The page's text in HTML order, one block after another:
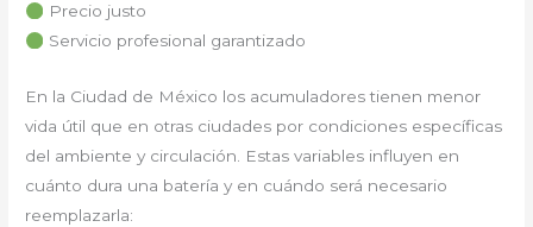
Precio justo
Servicio profesional garantizado
En la Ciudad de México los acumuladores tienen menor
vida útil que en otras ciudades por condiciones específicas
del ambiente y circulación. Estas variables influyen en
cuánto dura una batería y en cuándo será necesario
reemplazarla: